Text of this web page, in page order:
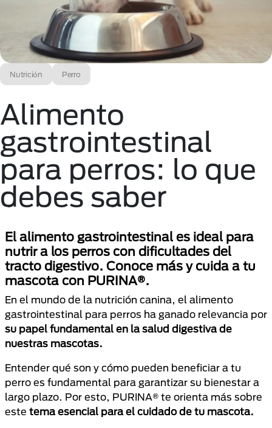
Nutrición Perro
Alimento
gastrointestinal
para perros: lo que
debes saber
El alimento gastrointestinal es ideal para
nutrir a los perros con dificultades del
tracto digestivo. Conoce más y cuida a tu
mascota con PURINA®.
En el mundo de la nutrición canina, el alimento
gastrointestinal para perros ha ganado relevancia por
su papel fundamental en la salud digestiva de
nuestras mascotas.
Entender qué son y cómo pueden beneficiar a tu
perro es fundamental para garantizar su bienestar a
largo plazo. Por esto, PURINA® te orienta más sobre
este tema esencial para el cuidado de tu mascota.